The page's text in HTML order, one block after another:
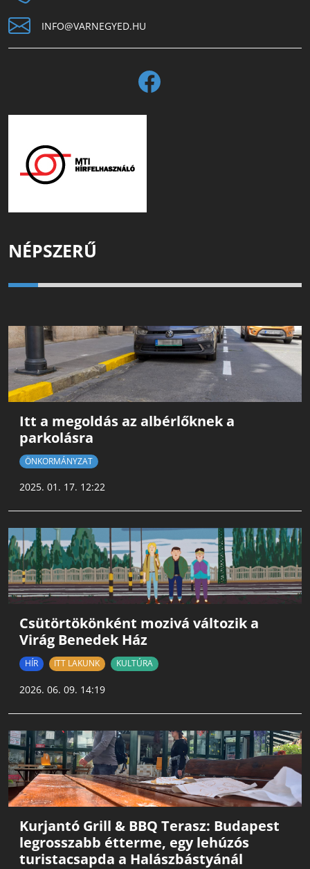
INFO@VARNEGYED.HU
NÉPSZERŰ
Itt a megoldás az albérlőknek a
parkolásra
ÖNKORMÁNYZAT
2025. 01. 17. 12:22
Csütörtökönként mozivá változik a
Virág Benedek Ház
HÍR ITT LAKUNK KULTÚRA
2026. 06. 09. 14:19
Kurjantó Grill & BBQ Terasz: Budapest
legrosszabb étterme, egy lehúzós
turistacsapda a Halászbástyánál